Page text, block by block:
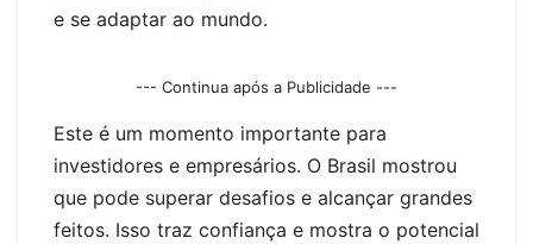
e se adaptar ao mundo.
--- Continua após a Publicidade ---
Este é um momento importante para
investidores e empresários. O Brasil mostrou
que pode superar desafios e alcançar grandes
feitos. Isso traz confiança e mostra o potencial